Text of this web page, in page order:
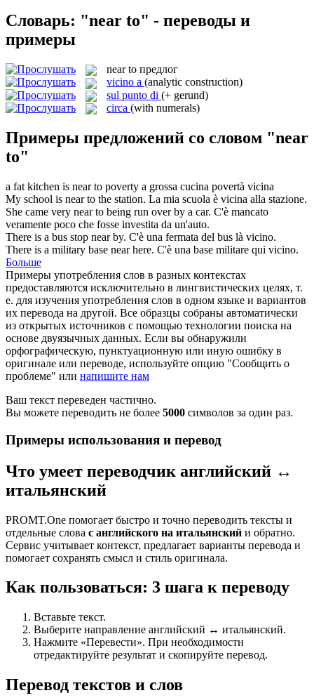
Словарь: "near to" - переводы и
примеры
near to предлог
vicino a (analytic construction)
sul punto di (+ gerund)
circa (with numerals)
Примеры предложений со словом "near
to"
a fat kitchen is near to poverty a grossa cucina povertà vicina
My school is near to the station. La mia scuola è vicina alla stazione.
She came very near to being run over by a car. C'è mancato
veramente poco che fosse investita da un'auto.
There is a bus stop nearby. C'è una fermata del bus là vicino.
There is a military base nearhere. C'è una base militare qui vicino.
Больше
Примеры употребления слов в разных контекстах
предоставляются исключительно в лингвистических целях, т.
е. для изучения употребления слов в одном языке и вариантов
их перевода на другой. Все образцы собраны автоматически
из открытых источников с помощью технологии поиска на
основе двуязычных данных. Если вы обнаружили
орфографическую, пунктуационную или иную ошибку в
оригинале или переводе, используйте опцию "Сообщить о
проблеме" или напишите нам
Ваш текст переведен частично.
Вы можете переводить не более 5000 символов за один раз.
Примеры использования и перевод
Что умеет переводчик английский ↔
итальянский
PROMT.One помогает быстро и точно переводить тексты и
отдельные слова с английского на итальянский и обратно.
Сервис учитывает контекст, предлагает варианты перевода и
помогает сохранять смысл и стиль оригинала.
Как пользоваться: 3 шага к переводу
Вставьте текст.
Выберите направление английский ↔ итальянский.
Нажмите «Перевести». При необходимости
отредактируйте результат и скопируйте перевод.
Перевод текстов и слов